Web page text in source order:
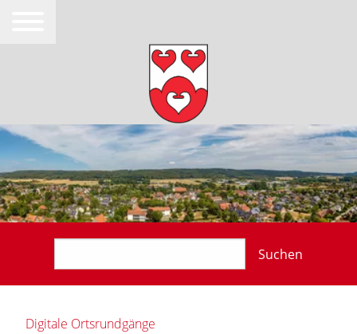
Suchen
Digitale Ortsrundgänge